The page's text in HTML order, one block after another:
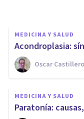
MEDICINA Y SALUD
Acondroplasia:
Oscar
MEDICINA Y SALUD
Paratonía:
MEDICINA Y SALUD
Basedow: